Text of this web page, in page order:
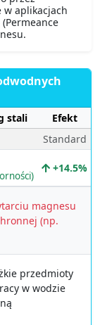
w aplikacjach
(Permeance
stali
Efekt
Standard
+14.5%
magnesu
(np.
przedmioty
w wodzie